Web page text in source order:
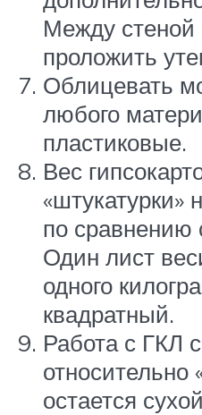
Между стеной
проложить
Облицевать
любого
пластиковые.
Вес
«штукатурки»
по сравнению
Один лист
одного
квадратный.
Работа с ГКЛ
относительно
остается